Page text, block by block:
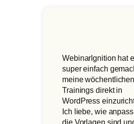
WebinarIgnition hat
super einfach
meine
Trainings direkt in
WordPress
Ich liebe, wie
die Vorlagen sind